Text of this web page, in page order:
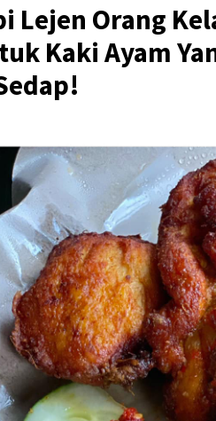
Lejen Orang
Kaki Ayam